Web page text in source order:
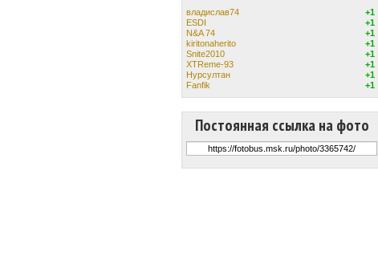
владислав74
+1
ESDI
+1
N&A 74
+1
kiritonaherito
+1
Snite2010
+1
XTReme-93
+1
Нурсултан
+1
Fanfik
+1
Постоянная ссылка на фото